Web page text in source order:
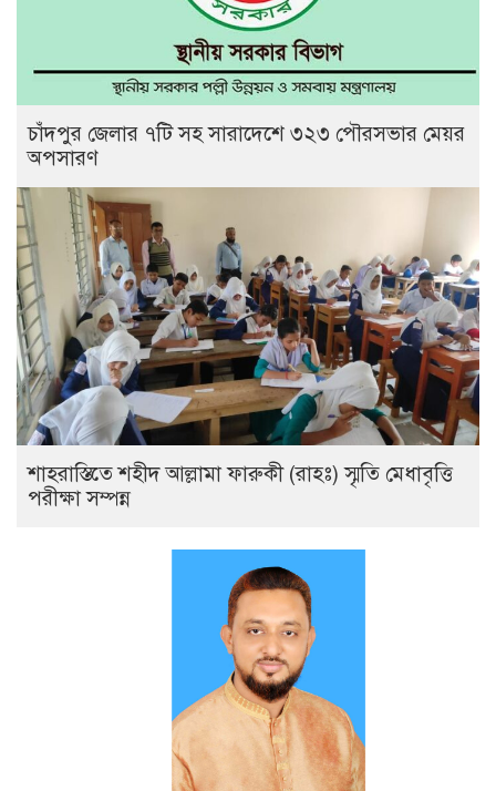
চাঁদপুর জেলার ৭টি সহ সারাদেশে ৩২৩ পৌরসভার মেয়র
অপসারণ
শাহরাস্তিতে শহীদ আল্লামা ফারুকী (রাহঃ) স্মৃতি মেধাবৃত্তি
পরীক্ষা সম্পন্ন